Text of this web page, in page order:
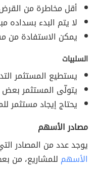
أقل مخاطرة من
لا يتم البدء بسداده
يمكن الاستفادة من
السلبيات
يستطيع المستثمر
يتولّى المستثمر
يحتاج إيجاد مستثمر
مصادر الأسهم
يوجد عدد من المصادر
الأسهم للمشاريع، من